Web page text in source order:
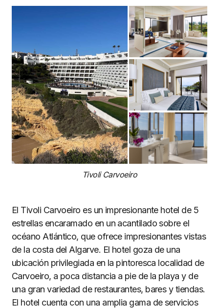
Tivoli Carvoeiro
El Tivoli Carvoeiro es un impresionante hotel de 5
estrellas encaramado en un acantilado sobre el
océano Atlántico, que ofrece impresionantes vistas
de la costa del Algarve. El hotel goza de una
ubicación privilegiada en la pintoresca localidad de
Carvoeiro, a poca distancia a pie de la playa y de
una gran variedad de restaurantes, bares y tiendas.
El hotel cuenta con una amplia gama de servicios